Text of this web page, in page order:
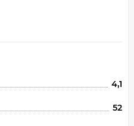
4,1
52